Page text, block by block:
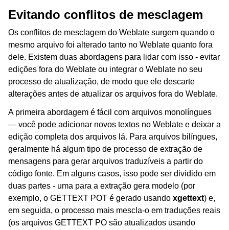
Evitando conflitos de mesclagem
Os conflitos de mesclagem do Weblate surgem quando o
mesmo arquivo foi alterado tanto no Weblate quanto fora
dele. Existem duas abordagens para lidar com isso - evitar
edições fora do Weblate ou integrar o Weblate no seu
processo de atualização, de modo que ele descarte
alterações antes de atualizar os arquivos fora do Weblate.
A primeira abordagem é fácil com arquivos monolíngues
— você pode adicionar novos textos no Weblate e deixar a
edição completa dos arquivos lá. Para arquivos bilíngues,
geralmente há algum tipo de processo de extração de
mensagens para gerar arquivos traduzíveis a partir do
código fonte. Em alguns casos, isso pode ser dividido em
duas partes - uma para a extração gera modelo (por
exemplo, o GETTEXT POT é gerado usando xgettext) e,
em seguida, o processo mais mescla-o em traduções reais
(os arquivos GETTEXT PO são atualizados usando